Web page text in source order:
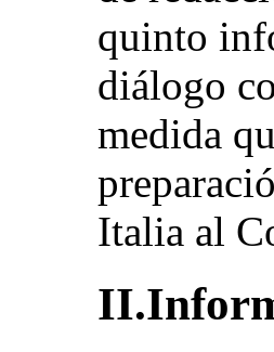
quinto
diálogo
medida
Italia al